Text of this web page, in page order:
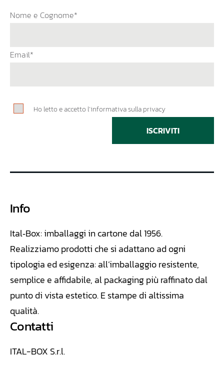
Nome e Cognome*
Email*
Ho letto e accetto l’informativa sulla privacy
ISCRIVITI
Info
Ital‑Box: imballaggi in cartone dal 1956.
Realizziamoprodotti che si adattano ad ogni
tipologia ed esigenza: all’imballaggio resistente,
semplice e affidabile, al packaging più raffinato dal
punto di vista estetico. E stampe di altissima
qualità.
Contatti
ITAL-BOX S.r.l.